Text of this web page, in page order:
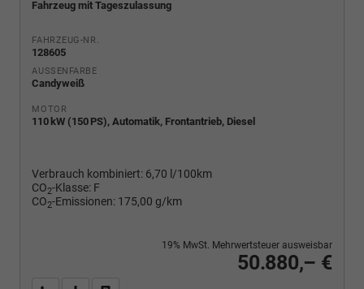
Fahrzeug mit Tageszulassung
FAHRZEUG-NR.
128605
AUSSENFARBE
Candyweiß
MOTOR
110 kW (150 PS), Automatik, Frontantrieb, Diesel
Verbrauch kombiniert: 6,70 l/100km
CO2-Klasse: F
CO2-Emissionen: 175,00 g/km
50.880,– €
19% MwSt. Mehrwertsteuer ausweisbar